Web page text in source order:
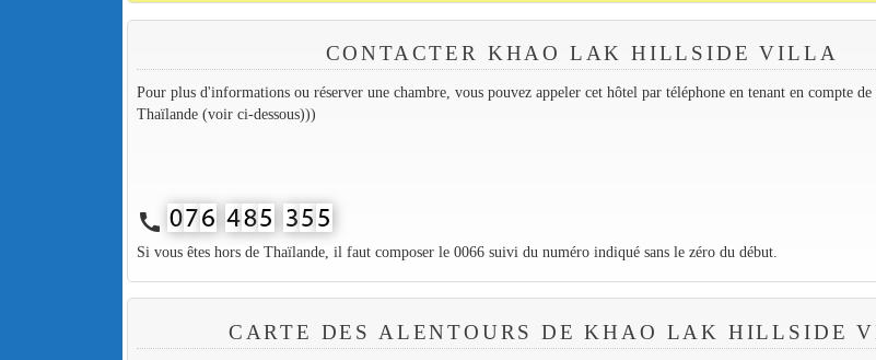
CONTACTER KHAO LAK HILLSIDE VILLA
Pour plus d'informations ou réserver une chambre, vous pouvez appeler cet hôtel par téléphone en tenant en compte
Thaïlande (voir ci-dessous)))
call
Si vous êtes hors de Thaïlande, il faut composer le 0066 suivi du numéro indiqué sans le zéro du début.
CARTE DES ALENTOURS DE KHAO LAK HILLSIDE